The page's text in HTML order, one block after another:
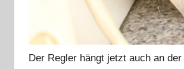
Der Regler hängt jetzt auch an